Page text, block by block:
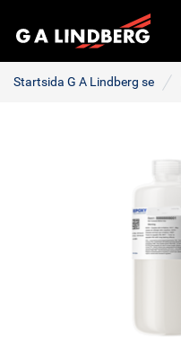
Startsida G A Lindberg se